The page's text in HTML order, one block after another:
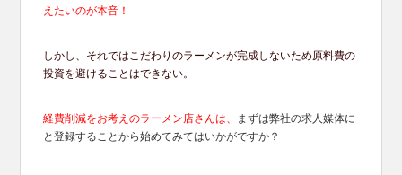
えたいのが本音！
しかし、それではこだわりのラーメンが完成しないため原料費の
投資を避けることはできない。
経費削減をお考えのラーメン店さんは、
まずは弊社の求人媒体に
と登録することから始めてみてはいかがですか？